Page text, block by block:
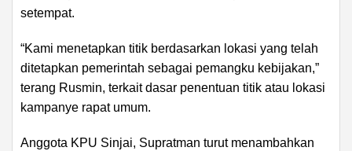
setempat.
“Kami menetapkan titik berdasarkan lokasi yang telah
ditetapkan pemerintah sebagai pemangku kebijakan,”
terang Rusmin, terkait dasar penentuan titik atau lokasi
kampanye rapat umum.
Anggota KPU Sinjai, Supratman turut menambahkan